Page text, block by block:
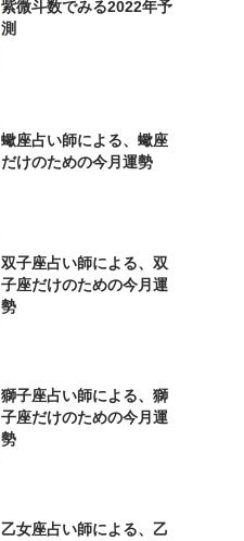
紫微斗数でみる2022年予
測
蠍座占い師による、蠍座
だけのための今月運勢
双子座占い師による、双
子座だけのための今月運
勢
獅子座占い師による、獅
子座だけのための今月運
勢
乙女座占い師による、乙